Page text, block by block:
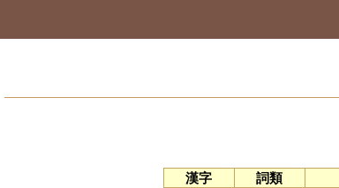
漢字
詞類